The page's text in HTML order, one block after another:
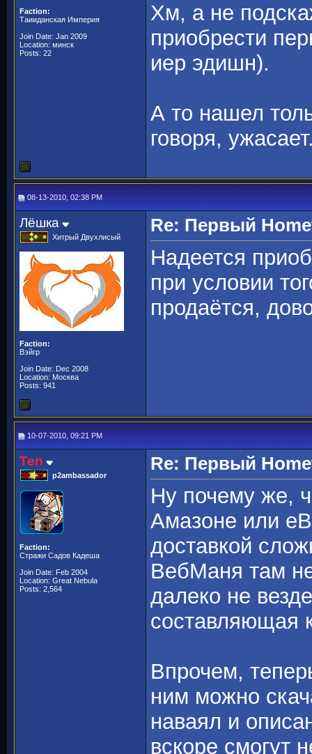
Faction:
Таииданская Империя
Join Date: Jan 2009
Location: минск
Posts: 22
Хм, а не
приобрести
иер эдишн).
А то нашел
говоря,
08-13-2010, 02:38 PM
Лёшка
Хитрый Двухлисый
Faction:
Вэйгр
Join Date: Dec 2008
Location: Москва
Posts: 941
Re: Первый
Надеется
при условии
продаётся,
10-07-2010, 09:21 PM
Ten
p2ambassador
Faction:
Стражи Садов Кадеша
Join Date: Feb 2004
Location: Great Nebula
Posts: 2,564
Re: Первый
Ну почему же,
Амазоне или
доставкой
ВебМаня там
далеко не
составляющая
Впрочем,
ним можно
наваял и
вскоре смогут